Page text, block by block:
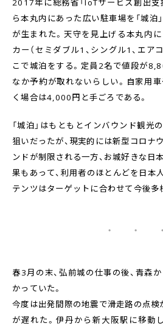
ら本丸内にあった広い駐車場を「城泊
が生まれた。天守を見上げる本丸内
カー（セミダブル1、シングル1、エア
こで城泊をする。定員2名で値段が
なか予約が取れないらしい。自家用
く場合は4,000円と手ごろである。
「城泊」はもともとインバウンド観光
狙いだったが、現実的には新型コロナ
ンドが制限される一方、お城好きな日
果もあって、利用者のほとんどを日本
テンツはターゲットに合わせて今後多
・ ・ ・
春3月の末、弘前城の仕事の後、青森
かっていた。
今度は出発間際の地震で滑走路の点検
が遅れた。伊丹から新大阪駅に移動